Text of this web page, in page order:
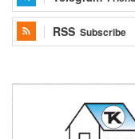
RSS Subscribe